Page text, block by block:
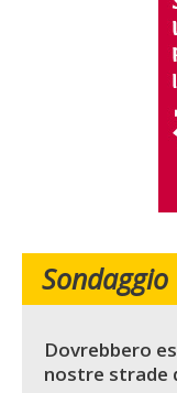
Sondaggio
Dovrebbero
nostre strade